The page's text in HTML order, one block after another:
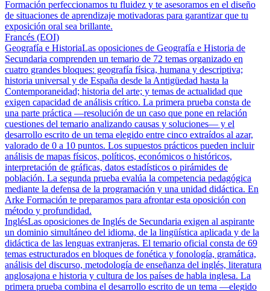
Formación perfeccionamos tu fluidez y te asesoramos en el diseño
de situaciones de aprendizaje motivadoras para garantizar que tu
exposición oral sea brillante.
Francés (EOI)
Geografía e HistoriaLas oposiciones de Geografía e Historia de
Secundaria comprenden un temario de 72 temas organizado en
cuatro grandes bloques: geografía física, humana y descriptiva;
historia universal y de España desde la Antigüedad hasta la
Contemporaneidad; historia del arte; y temas de actualidad que
exigen capacidad de análisis crítico. La primera prueba consta de
una parte práctica —resolución de un caso que pone en relación
cuestiones del temario analizando causas y soluciones— y el
desarrollo escrito de un tema elegido entre cinco extraídos al azar,
valorado de 0 a 10 puntos. Los supuestos prácticos pueden incluir
análisis de mapas físicos, políticos, económicos o históricos,
interpretación de gráficas, datos estadísticos o pirámides de
población. La segunda prueba evalúa la competencia pedagógica
mediante la defensa de la programación y una unidad didáctica. En
Arke Formación te preparamos para afrontar esta oposición con
método y profundidad.
InglésLas oposiciones de Inglés de Secundaria exigen al aspirante
un dominio simultáneo del idioma, de la lingüística aplicada y de la
didáctica de las lenguas extranjeras. El temario oficial consta de 69
temas estructurados en bloques de fonética y fonología, gramática,
análisis del discurso, metodología de enseñanza del inglés, literatura
anglosajona e historia y cultura de los países de habla inglesa. La
primera prueba combina el desarrollo escrito de un tema —elegido